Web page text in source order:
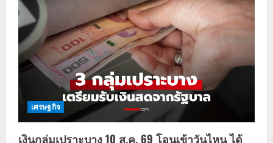
เศรษฐกิจ
เงินกลุ่มเปราะบาง 10 ส.ค. 69 โอนเข้าวันไหน ได้